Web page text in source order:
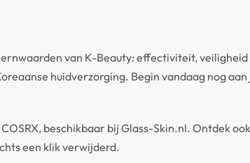
van K-Beauty: effectiviteit,
huidverzorging. Begin vandaag nog
beschikbaar bij Glass-Skin.nl. Ontdek
een klik verwijderd.